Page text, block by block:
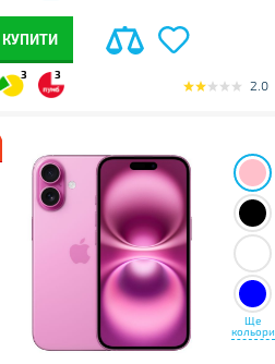
КУПИТИ
3 3
2.0
Ще
кольори